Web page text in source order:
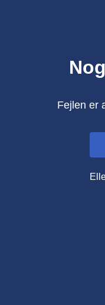
Fejlen er